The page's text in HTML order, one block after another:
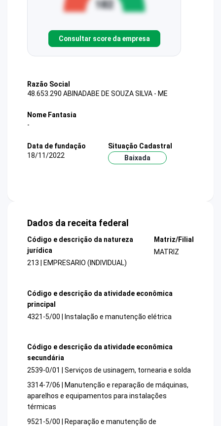
Consultar score da empresa
Razão Social
48.653.290 ABINADABE DE SOUZA SILVA - ME
Nome Fantasia
-
Data de fundação
18/11/2022
Situação Cadastral
Baixada
Dados da receita federal
Código e descrição da natureza
jurídica
213 | EMPRESARIO (INDIVIDUAL)
Matriz/Filial
MATRIZ
Código e descrição da atividade econômica
principal
4321-5/00 | Instalação e manutenção elétrica
Código e descrição da atividade econômica
secundária
2539-0/01 | Serviços de usinagem, tornearia e solda
3314-7/06 | Manutenção e reparação de máquinas,
aparelhos e equipamentos para instalações
térmicas
9521-5/00 | Reparação e manutenção de